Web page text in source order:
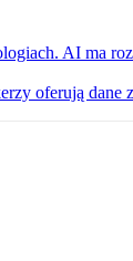
AI ma
oferują dane